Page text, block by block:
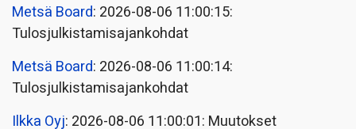
Metsä Board: 2026-08-06 11:00:15:
Tulosjulkistamisajankohdat
Metsä Board: 2026-08-06 11:00:14:
Tulosjulkistamisajankohdat
Ilkka Oyj: 2026-08-06 11:00:01: Muutokset